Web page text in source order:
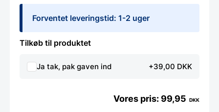
Forventet leveringstid: 1-2 uger
Tilkøb til produktet
Ja tak, pak gaven ind +39,00 DKK
99,95 DKK